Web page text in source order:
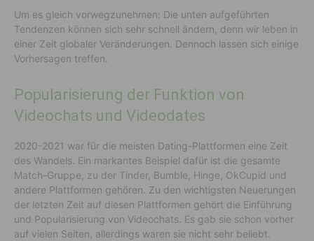
Um es gleich vorwegzunehmen: Die unten aufgeführten
Tendenzen können sich sehr schnell ändern, denn wir leben in
einer Zeit globaler Veränderungen. Dennoch lassen sich einige
Vorhersagen treffen.
Popularisierung der Funktion von
Videochats und Videodates
2020-2021 war für die meisten Dating-Plattformen eine Zeit
des Wandels. Ein markantes Beispiel dafür ist die gesamte
Match-Gruppe, zu der Tinder, Bumble, Hinge, OkCupid und
andere Plattformen gehören. Zu den wichtigsten Neuerungen
der letzten Zeit auf diesen Plattformen gehört die Einführung
und Popularisierung von Videochats. Es gab sie schon vorher
auf vielen Seiten, allerdings waren sie nicht sehr beliebt.